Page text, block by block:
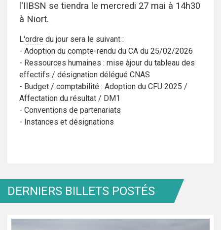
l'IIBSN se tiendra le mercredi 27 mai à 14h30
à Niort.
L'ordre du jour sera le suivant :
- Adoption du compte-rendu du CA du 25/02/2026
- Ressources humaines : mise àjour du tableau des
effectifs / désignation délégué CNAS
- Budget / comptabilité : Adoption du CFU 2025 /
Affectation du résultat / DM1
- Conventions de partenariats
- Instances et désignations
DERNIERS BILLETS POSTÉS